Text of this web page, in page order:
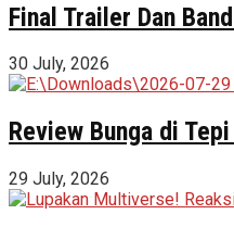
Final Trailer Dan
30 July, 2026
Review Bunga di
29 July, 2026